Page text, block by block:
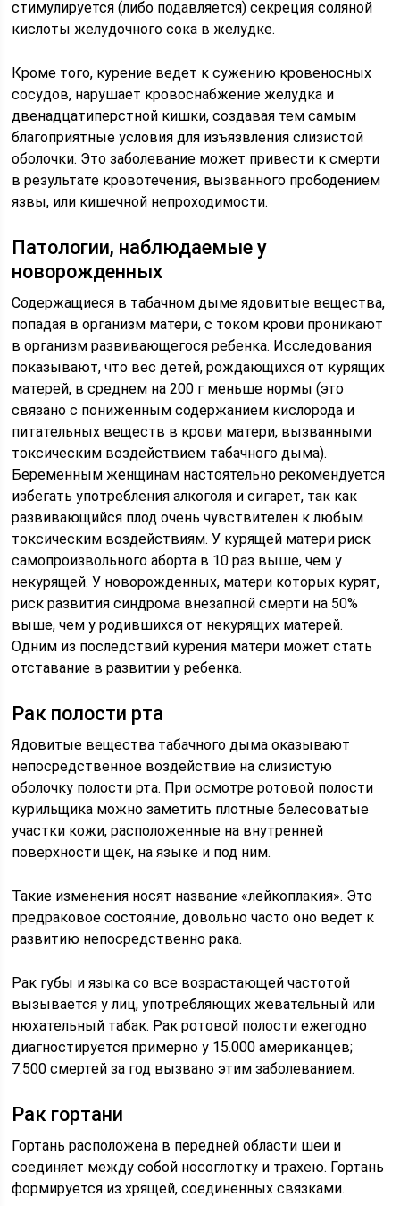
стимулируется (либо подавляется) секреция соляной
кислоты желудочного сока в желудке.
Кроме того, курение ведет к сужению кровеносных
сосудов, нарушает кровоснабжение желудка и
двенадцатиперстной кишки, создавая тем самым
благоприятные условия для изъязвления слизистой
оболочки. Это заболевание может привести к смерти
в результате кровотечения, вызванного прободением
язвы, или кишечной непроходимости.
Патологии, наблюдаемые у
новорожденных
Содержащиеся в табачном дыме ядовитые вещества,
попадая в организм матери, с током крови проникают
в организм развивающегося ребенка. Исследования
показывают, что вес детей, рождающихся от курящих
матерей, в среднем на 200 г меньше нормы (это
связано с пониженным содержанием кислорода и
питательных веществ в крови матери, вызванными
токсическим воздействием табачного дыма).
Беременным женщинам настоятельно рекомендуется
избегать употребления алкоголя и сигарет, так как
развивающийся плод очень чувствителен к любым
токсическим воздействиям. У курящей матери риск
самопроизвольного аборта в 10 раз выше, чем у
некурящей. У новорожденных, матери которых курят,
риск развития синдрома внезапной смерти на 50%
выше, чем у родившихся от некурящих матерей.
Одним из последствий курения матери может стать
отставание в развитии у ребенка.
Рак полости рта
Ядовитые вещества табачного дыма оказывают
непосредственное воздействие на слизистую
оболочку полости рта. При осмотре ротовой полости
курильщика можно заметить плотные белесоватые
участки кожи, расположенные на внутренней
поверхности щек, на языке и под ним.
Такие изменения носят название «лейкоплакия». Это
предраковое состояние, довольно часто оно ведет к
развитию непосредственно рака.
Рак губы и языка со все возрастающей частотой
вызывается у лиц, употребляющих жевательный или
нюхательный табак. Рак ротовой полости ежегодно
диагностируется примерно у 15.000 американцев;
7.500 смертей за год вызвано этим заболеванием.
Рак гортани
Гортань расположена в передней области шеи и
соединяет между собой носоглотку и трахею. Гортань
формируется из хрящей, соединенных связками.